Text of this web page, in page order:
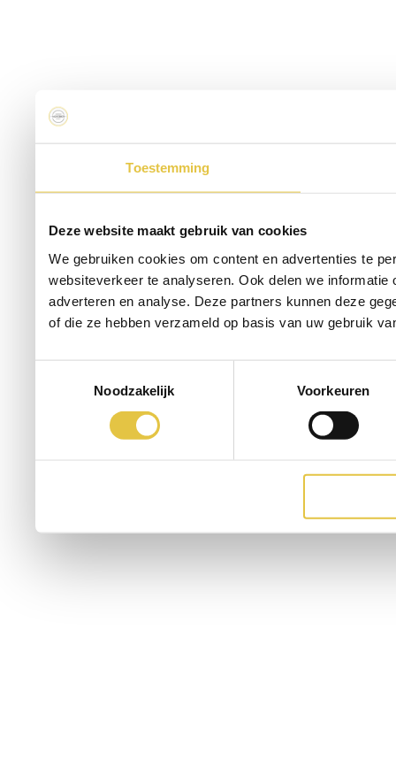
Toestemming
Deze website maakt gebruik van cookies
We gebruiken cookies om content en advertenties te
websiteverkeer te analyseren. Ook delen we
adverteren en analyse. Deze partners kunnen deze
of die ze hebben verzameld op basis van uw gebruik
Noodzakelijk
Voorkeuren